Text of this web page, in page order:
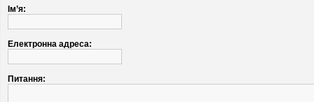
Ім’я:
Електронна адреса:
Питання: